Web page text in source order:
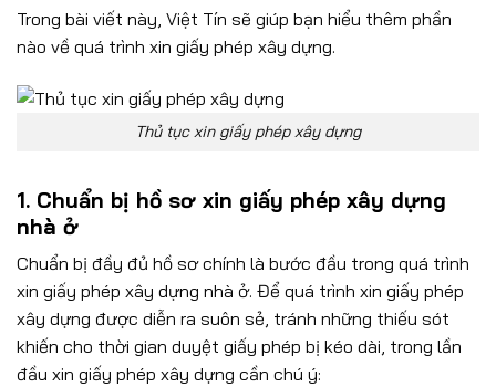
Trong bài viết này, Việt Tín sẽ giúp bạn hiểu thêm phần
nào về quá trình xin giấy phép xây dựng.
Thủ tục xin giấy phép xây dựng
1. Chuẩn bị hồ sơ xin giấy phép xây dựng
nhà ở
Chuẩn bị đầy đủ hồ sơ chính là bước đầu trong quá trình
xin giấy phép xây dựng nhà ở. Để quá trình xin giấy phép
xây dựng được diễn ra suôn sẻ, tránh những thiếu sót
khiến cho thời gian duyệt giấy phép bị kéo dài, trong lần
đầu xin giấy phép xây dựng cần chú ý: